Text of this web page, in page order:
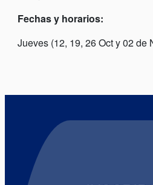
Fechas y horarios:
Jueves (12, 19, 26 Oct y 02 de